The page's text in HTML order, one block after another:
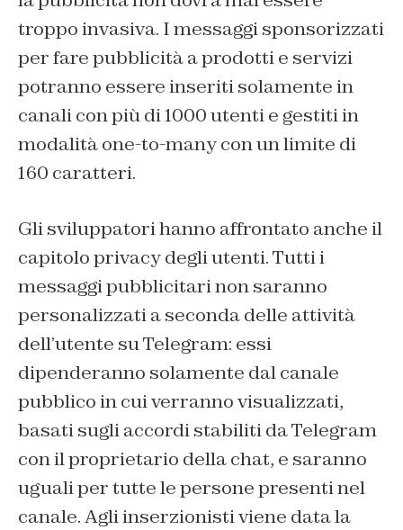
troppo invasiva. I messaggi sponsorizzati
per fare pubblicità a prodotti e servizi
potranno essere inseriti solamente in
canali con più di 1000 utenti e gestiti in
modalità one-to-many con un limite di
160 caratteri.
Gli sviluppatori hanno affrontato anche il
capitolo privacy degli utenti. Tutti i
messaggi pubblicitari non saranno
personalizzati a seconda delle attività
dell’utente su Telegram: essi
dipenderanno solamente dal canale
pubblico in cui verranno visualizzati,
basati sugli accordi stabiliti da Telegram
con il proprietario della chat, e saranno
uguali per tutte le persone presenti nel
canale. Agli inserzionisti viene data la